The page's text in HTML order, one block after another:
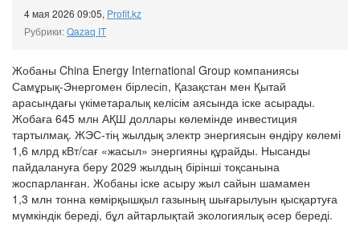
4 мая 2026 09:05, Profit.kz
Рубрики:Qazaq IT
Жобаны China Energy International Group компаниясы
Самұрық-Энергомен бірлесіп, Қазақстан мен Қытай
арасындағы үкіметаралық келісім аясында іске асырады.
Жобаға 645 млн АҚШ доллары көлемінде инвестиция
тартылмақ. ЖЭС-тің жылдық электр энергиясын өндіру көлемі
1,6 млрд кВт/сағ «жасыл» энергияны құрайды. Нысанды
пайдалануға беру 2029 жылдың бірінші тоқсанына
жоспарланған. Жобаны іске асыру жыл сайын шамамен
1,3 млн тонна көмірқышқыл газының шығарылуын қысқартуға
мүмкіндік береді, бұл айтарлықтай экологиялық әсер береді.